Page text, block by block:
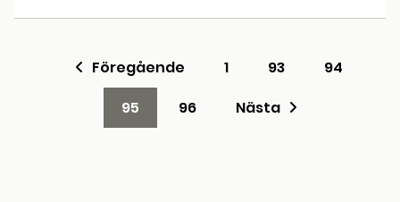
Föregående 1 93
94
95
96 Nästa